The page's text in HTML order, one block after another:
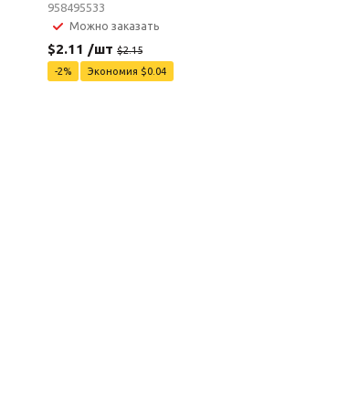
958495533
Можно заказать
$2.11 /шт $2.15
-2% Экономия $0.04